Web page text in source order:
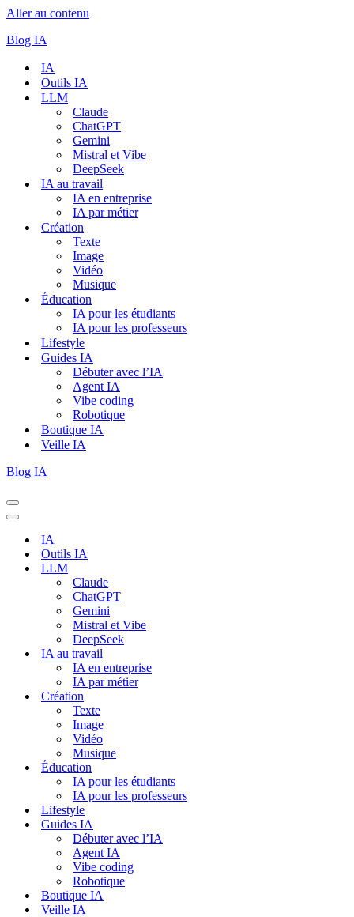
Aller au contenu
Blog IA
IA
Outils IA
LLM
Claude
ChatGPT
Gemini
Mistral et Vibe
DeepSeek
IA au travail
IA en entreprise
IA par métier
Création
Texte
Image
Vidéo
Musique
Éducation
IA pour les étudiants
IA pour les professeurs
Lifestyle
Guides IA
Débuter avec l’IA
Agent IA
Vibe coding
Robotique
Boutique IA
Veille IA
Blog IA
Menu
de
Menu
navigation
IA
Outils IA
LLM
Claude
ChatGPT
Gemini
Mistral et Vibe
DeepSeek
IA au travail
IA en entreprise
IA par métier
Création
Texte
Image
Vidéo
Musique
Éducation
IA pour les étudiants
IA pour les professeurs
Lifestyle
Guides IA
Débuter avec l’IA
Agent IA
Vibe coding
Robotique
Boutique IA
Veille IA